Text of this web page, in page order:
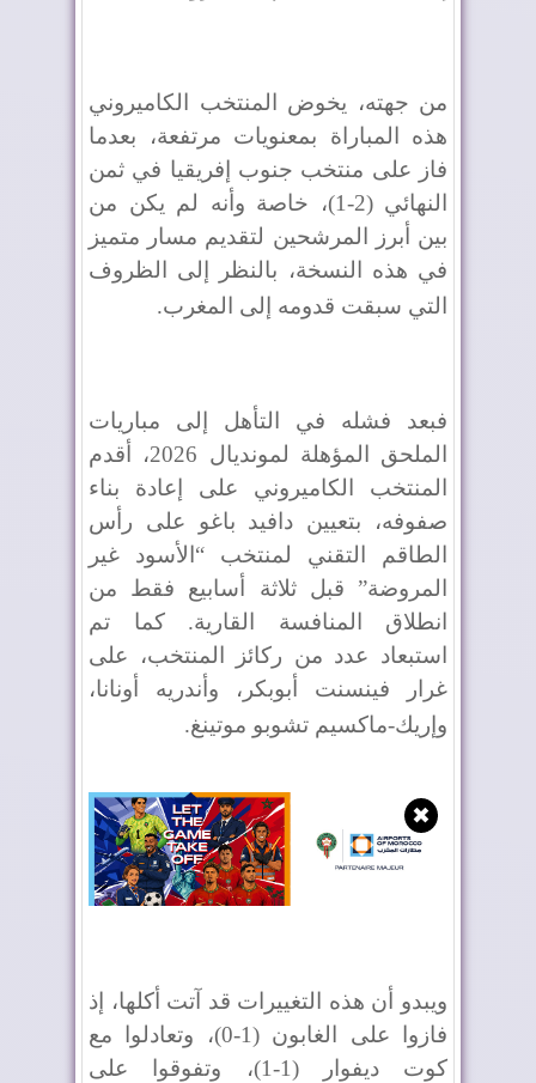
من جهته، يخوض المنتخب الكاميروني
هذه المباراة بمعنويات مرتفعة، بعدما
فاز على منتخب جنوب إفريقيا في ثمن
النهائي (2-1)، خاصة وأنه لم يكن من
بين أبرز المرشحين لتقديم مسار متميز
في هذه النسخة، بالنظر إلى الظروف
التي سبقت قدومه إلى المغرب.
فبعد فشله في التأهل إلى مباريات
الملحق المؤهلة لمونديال 2026، أقدم
المنتخب الكاميروني على إعادة بناء
صفوفه، بتعيين دافيد باغو على رأس
الطاقم التقني لمنتخب “الأسود غير
المروضة” قبل ثلاثة أسابيع فقط من
انطلاق المنافسة القارية. كما تم
استبعاد عدد من ركائز المنتخب، على
غرار فينسنت أبوبكر، وأندريه أونانا،
وإريك-ماكسيم تشوبو موتينغ.
✖
ويبدو أن هذه التغييرات قد آتت أكلها، إذ
فازوا على الغابون (1-0)، وتعادلوا مع
كوت ديفوار (1-1)، وتفوقوا على